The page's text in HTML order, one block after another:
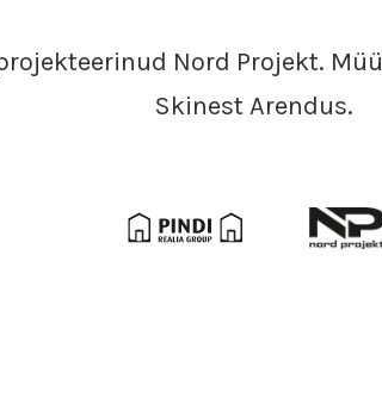
Nord Projekt.
Skinest Arendus.